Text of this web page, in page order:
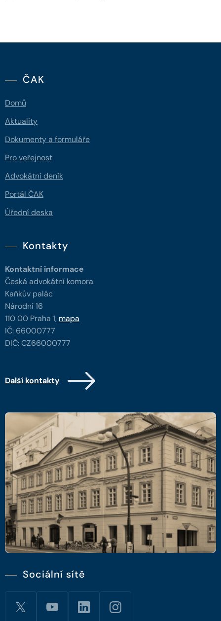
ČAK
Domů
Aktuality
Dokumenty a formuláře
Pro veřejnost
Advokátní deník
Portál ČAK
Úřední deska
Kontakty
Kontaktní informace
Česká advokátní komora
Kaňkův palác
Národní 16
110 00 Praha 1, mapa
IČ: 66000777
DIČ: CZ66000777
Další kontakty
Sociální sítě